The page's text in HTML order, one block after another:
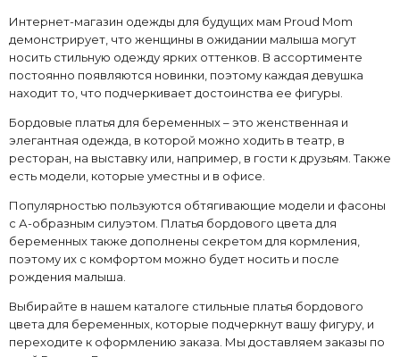
Интернет-магазин одежды для будущих мам Proud Mom
демонстрирует, что женщины в ожидании малыша могут
носить стильную одежду ярких оттенков. В ассортименте
постоянно появляются новинки, поэтому каждая девушка
находит то, что подчеркивает достоинства ее фигуры.
Бордовые платья для беременных – это женственная и
элегантная одежда, в которой можно ходить в театр, в
ресторан, на выставку или, например, в гости к друзьям. Также
есть модели, которые уместны и в офисе.
Популярностью пользуются обтягивающие модели и фасоны
с А-образным силуэтом. Платья бордового цвета для
беременных также дополнены секретом для кормления,
поэтому их с комфортом можно будет носить и после
рождения малыша.
Выбирайте в нашем каталоге стильные платья бордового
цвета для беременных, которые подчеркнут вашу фигуру, и
переходите к оформлению заказа. Мы доставляем заказы по